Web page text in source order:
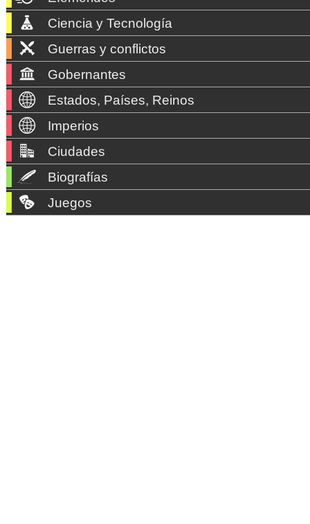
Ciencia y Tecnología
Guerras y conflictos
Gobernantes
Estados, Países, Reinos
Imperios
Ciudades
Biografías
Juegos